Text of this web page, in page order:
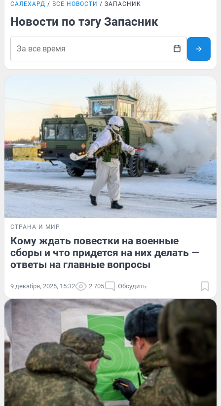
САЛЕХАРД ВСЕ НОВОСТИ ЗАПАСНИК
Новости по тэгу Запасник
СТРАНА И МИР
Кому ждать повестки на военные
сборы и что придется на них делать —
ответы на главные вопросы
9 декабря, 2025, 15:32 2 705 Обсудить